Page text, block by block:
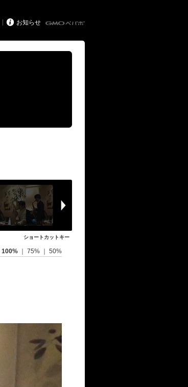
 お知らせ
ショートカットキー
100% 75% 50%